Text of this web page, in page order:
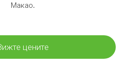
Макао.
цените